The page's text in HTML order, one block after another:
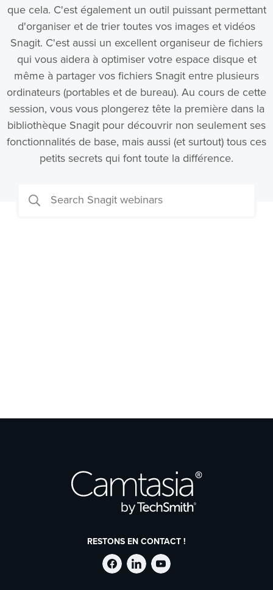
que cela. C'est également un outil puissant permettant
d'organiser et de trier toutes vos images et vidéos
Snagit. C'est aussi un excellent organiseur de fichiers
qui vous aidera à optimiser votre espace disque et
même à partager vos fichiers Snagit entre plusieurs
ordinateurs (portables et de bureau). Au cours de cette
session, vous vous plongerez tête la première dans la
bibliothèque Snagit pour découvrir non seulement ses
fonctionnalités de base, mais aussi (et surtout) tous ces
petits secrets qui font toute la différence.
RESTONS EN CONTACT !
Suivre
SuivreSuivre